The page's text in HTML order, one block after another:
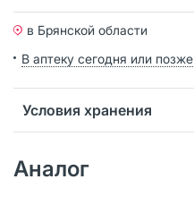
в Брянской области
В аптеку сегодня или позже
Условия хранения
Аналог